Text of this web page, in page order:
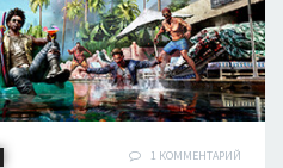
1 КОММЕНТАРИЙ